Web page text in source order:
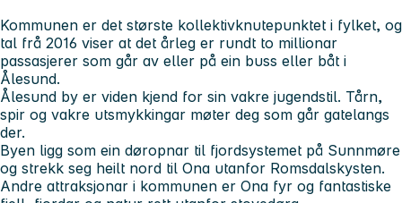
Kommunen er det største kollektivknutepunktet i fylket, og
tal frå 2016 viser at det årleg er rundt to millionar
passasjerer som går av eller på ein buss eller båt i
Ålesund.
Ålesund by er viden kjend for sin vakre jugendstil. Tårn,
spir og vakre utsmykkingar møter deg som går gatelangs
der.
Byen ligg som ein døropnar til fjordsystemet på Sunnmøre
og strekk seg heilt nord til Ona utanfor Romsdalskysten.
Andre attraksjonar i kommunen er Ona fyr og fantastiske